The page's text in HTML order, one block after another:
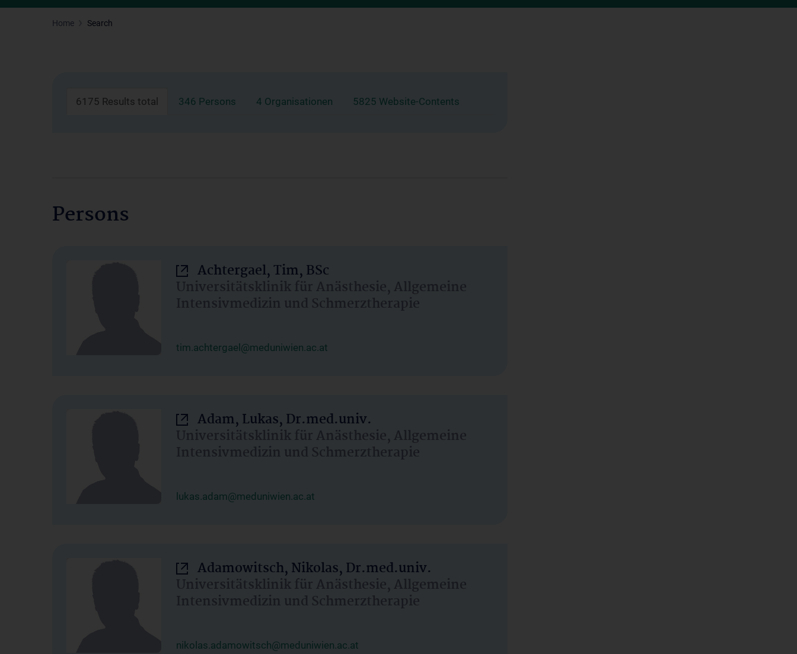
Home Search
6175 Results total 346 Persons 4 Organisationen 5825 Website-Contents
Persons
Achtergael, Tim, BSc
Universitätsklinik für Anästhesie, Allgemeine
Intensivmedizin und Schmerztherapie
tim.achtergael@meduniwien.ac.at
Adam, Lukas, Dr.med.univ.
Universitätsklinik für Anästhesie, Allgemeine
Intensivmedizin und Schmerztherapie
lukas.adam@meduniwien.ac.at
Adamowitsch, Nikolas, Dr.med.univ.
Universitätsklinik für Anästhesie, Allgemeine
Intensivmedizin und Schmerztherapie
nikolas.adamowitsch@meduniwien.ac.at